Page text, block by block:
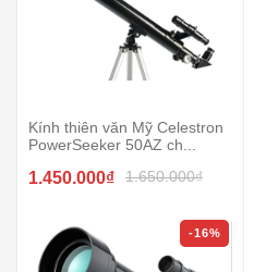
Kính thiên văn Mỹ Celestron
PowerSeeker 50AZ ch...
1.450.000₫ 1.650.000₫
-16%